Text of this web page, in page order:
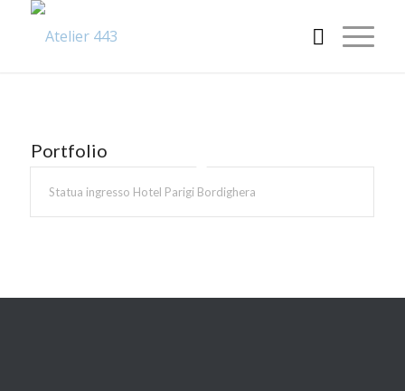
Portfolio
Statua ingresso Hotel Parigi Bordighera